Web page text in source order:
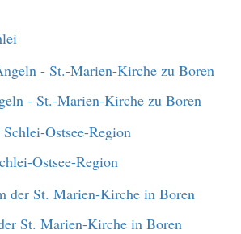
- St.-Marien-Kirche zu Boren
Ostsee-Region
St. Marien-Kirche in Boren